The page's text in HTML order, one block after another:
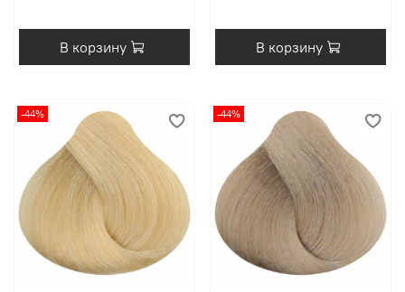
В корзину В корзину
-44% -44%